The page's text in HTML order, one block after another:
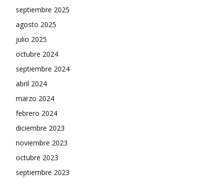
septiembre 2025
agosto 2025
julio 2025
octubre 2024
septiembre 2024
abril 2024
marzo 2024
febrero 2024
diciembre 2023
noviembre 2023
octubre 2023
septiembre 2023